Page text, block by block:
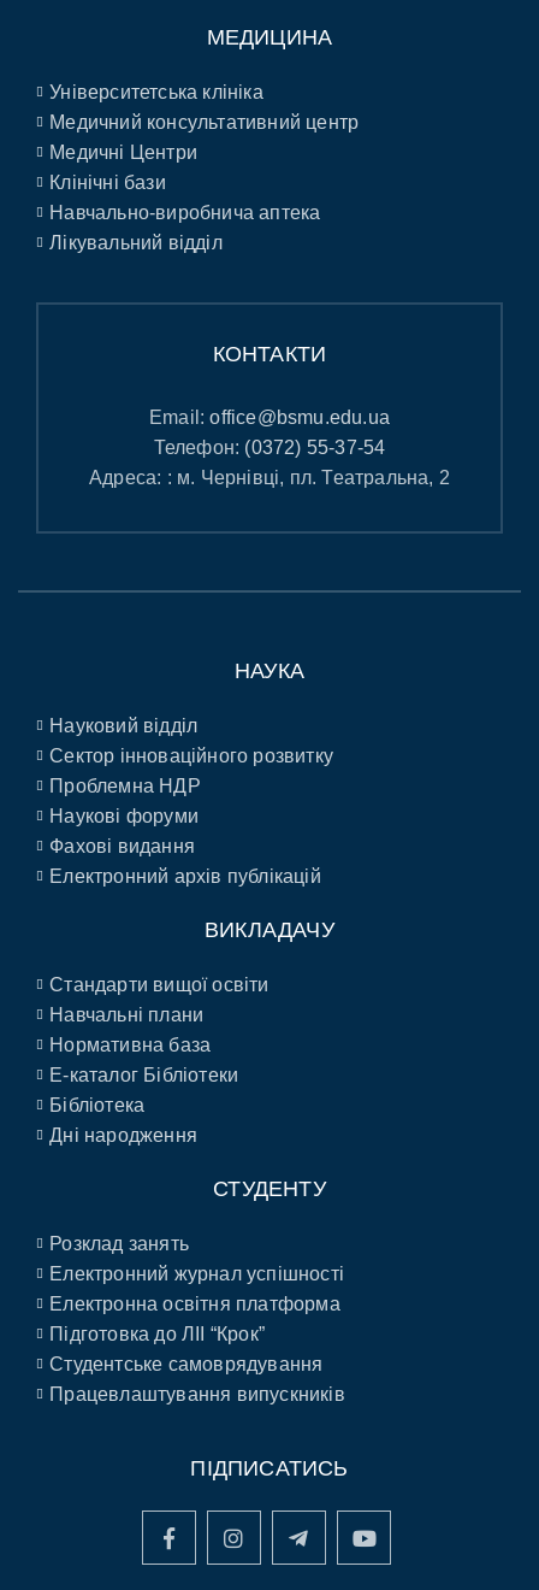
МЕДИЦИНА
Університетська клініка
Медичний консультативний центр
Медичні Центри
Клінічні бази
Навчально-виробнича аптека
Лікувальний відділ
КОНТАКТИ
Email:office@bsmu.edu.ua
Телефон: (0372) 55-37-54
Адреса: : м. Чернівці, пл. Театральна, 2
НАУКА
Науковий відділ
Сектор інноваційного розвитку
Проблемна НДР
Наукові форуми
Фахові видання
Електронний архів публікацій
ВИКЛАДАЧУ
Стандарти вищої освіти
Навчальні плани
Нормативна база
E-каталог Бібліотеки
Бібліотека
Дні народження
СТУДЕНТУ
Розклад занять
Електронний журнал успішності
Електронна освітня платформа
Підготовка до ЛІІ “Крок”
Студентське самоврядування
Працевлаштування випускників
ПІДПИСАТИСЬ